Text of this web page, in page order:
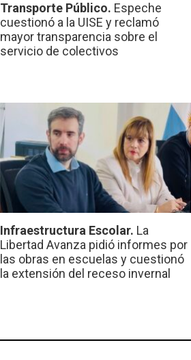
Transporte Público. Espeche
cuestionó a la UISE y reclamó
mayor transparencia sobre el
servicio de colectivos
Infraestructura Escolar. La
Libertad Avanza pidió informes por
las obras en escuelas y cuestionó
la extensión del receso invernal